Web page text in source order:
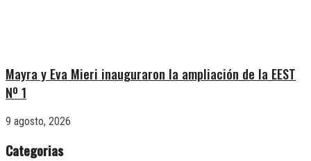
Mayra y Eva Mieri inauguraron la ampliación de la EEST
Nº 1
9 agosto, 2026
Categorias